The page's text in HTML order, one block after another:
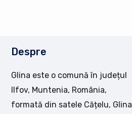
Despre
Glina este o comună în județul
Ilfov, Muntenia, România,
formată din satele Cățelu, Glina